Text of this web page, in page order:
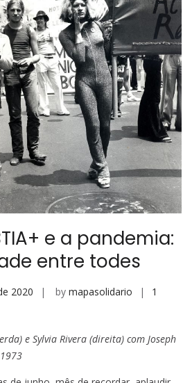
e a pandemia:
entre todes
2020 by mapasolidario
1
e Sylvia Rivera (direita) com Joseph